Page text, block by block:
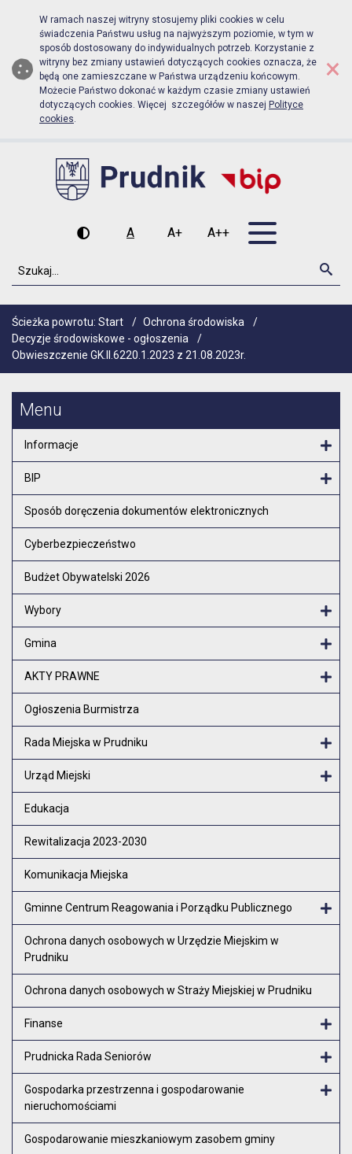
Biuletyn Informacji Publicznej
Przejdź do menu głównego
Przejdź do głównej zawartości
W ramach naszej witryny stosujemy pliki cookies w celu
świadczenia Państwu usług na najwyższym poziomie, w tym w
sposób dostosowany do indywidualnych potrzeb. Korzystanie z
witryny bez zmiany ustawień dotyczących cookies oznacza, że
będą one zamieszczane w Państwa urządzeniu końcowym.
Możecie Państwo dokonać w każdym czasie zmiany ustawień
dotyczących cookies. Więcej szczegółów w naszej Polityce
cookies.
×
Wysoki kontrast
A
Czcionka domyślna
A+
Czcionka średnia
A++
Czcionka duża
Szukaj
Ścieżka powrotu: Start / Ochrona środowiska
/
Decyzje środowiskowe - ogłoszenia
/
Obwieszczenie GK.II.6220.1.2023 z 21.08.2023r.
Menu
Informacje
BIP
Sposób doręczenia dokumentów elektronicznych
Cyberbezpieczeństwo
Budżet Obywatelski 2026
Wybory
Gmina
AKTY PRAWNE
Ogłoszenia Burmistrza
Rada Miejska w Prudniku
Urząd Miejski
Edukacja
Rewitalizacja 2023-2030
Komunikacja Miejska
Gminne Centrum Reagowania i Porządku Publicznego
Ochrona danych osobowych w Urzędzie Miejskim w
Prudniku
Ochrona danych osobowych w Straży Miejskiej w Prudniku
Finanse
Prudnicka Rada Seniorów
Gospodarka przestrzenna i gospodarowanie
nieruchomościami
Gospodarowanie mieszkaniowym zasobem gminy